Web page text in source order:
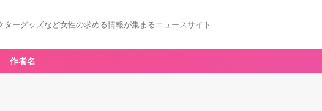
ターグッズなど女性の求める情報が集まるニュースサイト
作者名